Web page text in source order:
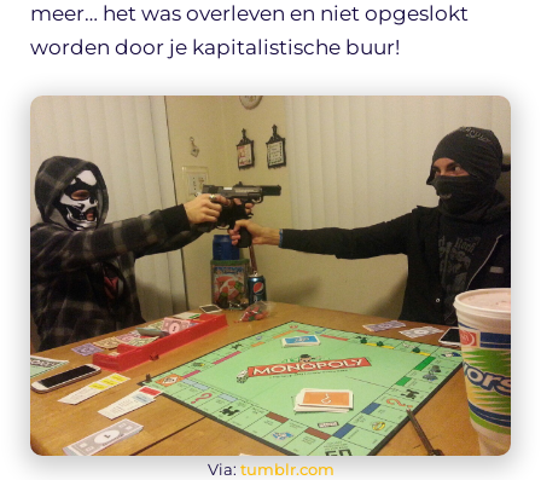
meer… het was overleven en niet opgeslokt
worden door je kapitalistische buur!
Via: tumblr.com